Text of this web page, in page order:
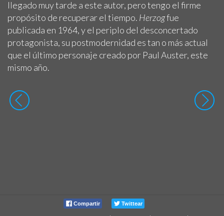
llegado muy tarde a este autor, pero tengo el firme
propósito de recuperar el tiempo. Herzogfue
publicada en 1964, y el periplo del desconcertado
protagonista, su postmodernidad es tan o más actual
que el último personaje creado por Paul Auster, este
mismo año.
Compartir Twittear